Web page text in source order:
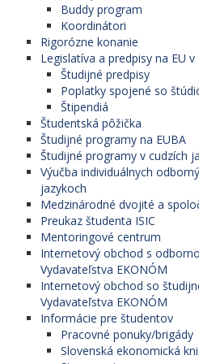
Buddy program
Koordinátori
Rigorózne konanie
Legislatíva a predpisy na EU
Študijné predpisy
Poplatky spojené so
Štipendiá
Študentská pôžička
Študijné programy na EUBA
Študijné programy v cudzích
Výučba individuálnych
jazykoch
Medzinárodné dvojité a
Preukaz študenta ISIC
Mentoringové centrum
Internetový obchod s
Vydavateľstva EKONÓM
Internetový obchod so
Vydavateľstva EKONÓM
Informácie pre študentov
Pracovné ponuky/brigády
Slovenská ekonomická